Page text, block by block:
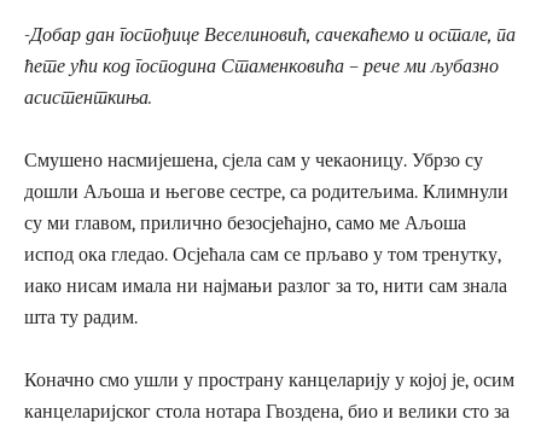
-Добар дан госпођице Веселиновић, сачекаћемо и остале, па
ћете ући код господина Стаменковића – рече ми љубазно
асистенткиња.
Смушено насмијешена, сјела сам у чекаоницу. Убрзо су
дошли Аљоша и његове сестре, са родитељима. Климнули
су ми главом, прилично безосјећајно, само ме Аљоша
испод ока гледао. Осјећала сам се прљаво у том тренутку,
иако нисам имала ни најмањи разлог за то, нити сам знала
шта ту радим.
Коначно смо ушли у пространу канцеларију у којој је, осим
канцеларијског стола нотара Гвоздена, био и велики сто за